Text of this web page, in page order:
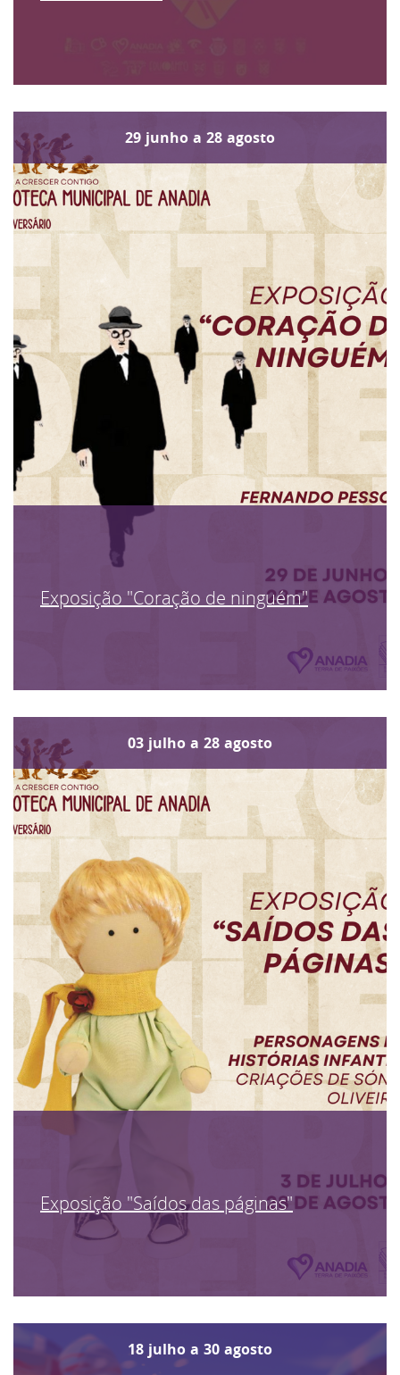
29 junho a 28 agosto
Exposição "Coração de ninguém"
03 julho a 28 agosto
Exposição "Saídos das páginas"
18 julho a 30 agosto